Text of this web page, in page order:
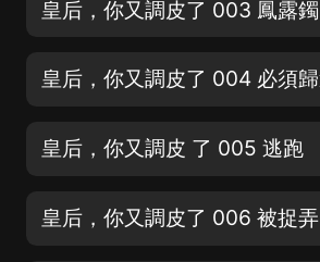
皇后，你又調皮 了 005 逃跑
皇后，你又調皮了 006 被捉弄